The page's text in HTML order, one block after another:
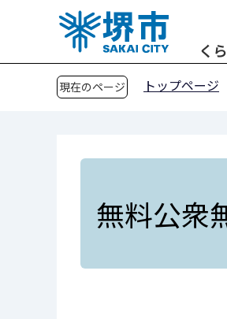
く
現在のページ トップページ
無料公衆